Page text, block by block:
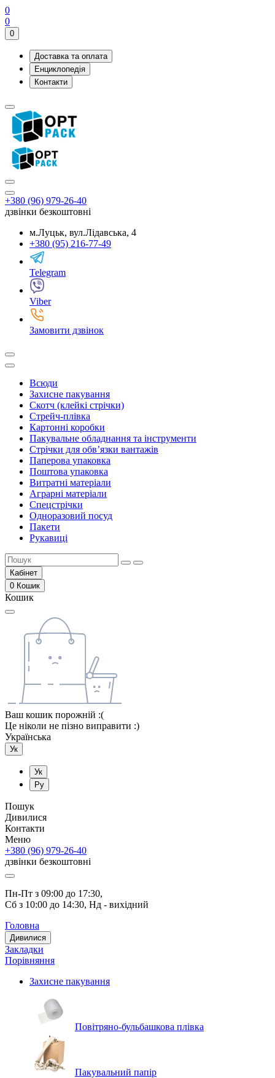
0
0
0
Доставка та оплата
Енциклопедія
Контакти
+380 (96) 979-26-40
дзвінки безкоштовні
м.Луцьк, вул.Лідавська, 4
+380 (95) 216-77-49
Telegram
Viber
Замовити дзвінок
Всюди
Захисне пакування
Скотч (клейкі стрічки)
Стрейч-плівка
Картонні коробки
Пакувальне обладнання та інструменти
Стрічки для обв’язки вантажів
Паперова упаковка
Поштова упаковка
Витратні матеріали
Аграрні матеріали
Спецстрічки
Одноразовий посуд
Пакети
Рукавиці
Кабінет
0 Кошик
Кошик
Ваш кошик порожній :(
Це ніколи не пізно виправити :)
Українська
Ук
Ук
Ру
Пошук
Дивилися
Контакти
Меню
+380 (96) 979-26-40
дзвінки безкоштовні
Пн-Пт з 09:00 до 17:30,
Сб з 10:00 до 14:30, Нд - вихідний
Головна
Дивилися
Закладки
Порівняння
Захисне пакування
Повітряно-бульбашкова плівка
Пакувальний папір